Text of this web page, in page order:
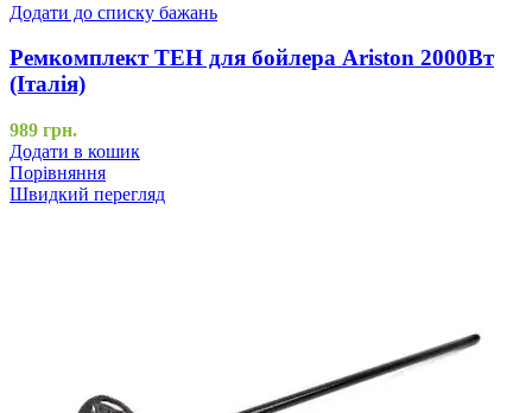
Додати до списку бажань
Ремкомплект ТЕН для бойлера Ariston 2000Вт
(Італія)
989 грн.
Додати в кошик
Порівняння
Швидкий перегляд